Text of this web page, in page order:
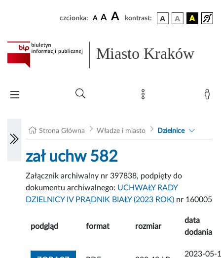
czcionka: A A A kontrast:
Miasto Kraków
Strona Główna Władze i miasto Dzielnice
zał uchw 582
Załącznik archiwalny nr 397838, podpięty do
dokumentu archiwalnego: UCHWAŁY RADY
DZIELNICY IV PRĄDNIK BIAŁY (2023 ROK) nr 160005
podgląd format rozmiar
data
dodania
2023-05-